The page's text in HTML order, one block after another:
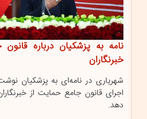
نامه به پزشکیان درباره
خبرنگاران
شهریاری در نامه‌ای به پزشکیان
اجرای قانون جامع حمایت از
دهد.